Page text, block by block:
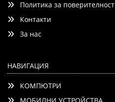
Политика за поверителност
Контакти
За нас
НАВИГАЦИЯ
КОМПЮТРИ